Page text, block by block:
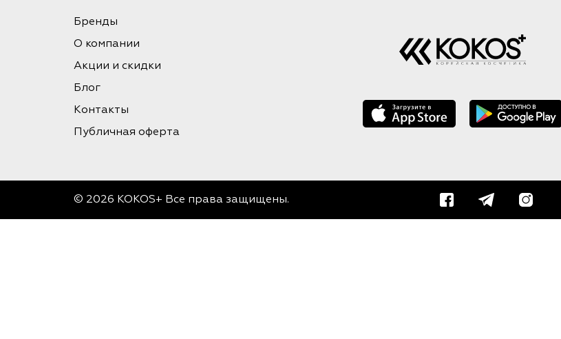
Бренды
О компании
Акции и скидки
Блог
Контакты
Публичная оферта
© 2026 KOKOS+ Все права защищены.